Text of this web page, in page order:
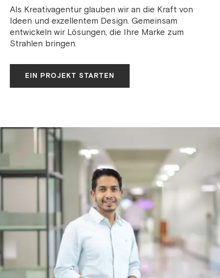
Als Kreativagentur glauben wir an die Kraft von
Ideen und exzellentem Design. Gemeinsam
entwickeln wir Lösungen, die Ihre Marke zum
Strahlen bringen.
EIN PROJEKT STARTEN